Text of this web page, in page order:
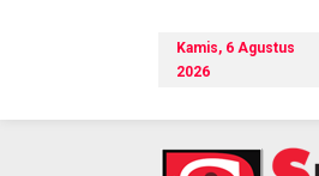
i
Kamis, 6 Agustus
2026